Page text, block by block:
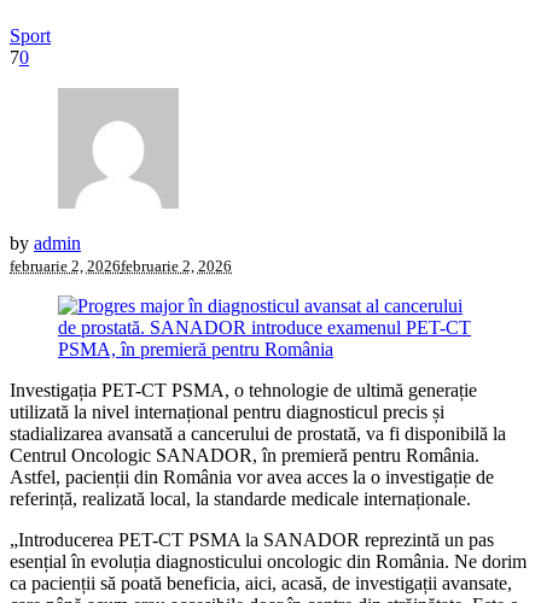
Sport
70
by admin
februarie 2, 2026februarie 2, 2026
Investigația PET-CT PSMA, o tehnologie de ultimă generație
utilizată la nivel internațional pentru diagnosticul precis și
stadializarea avansată a cancerului de prostată, va fi disponibilă la
Centrul Oncologic SANADOR, în premieră pentru România.
Astfel, pacienții din România vor avea acces la o investigație de
referință, realizată local, la standarde medicale internaționale.
„Introducerea PET-CT PSMA la SANADOR reprezintă un pas
esențial în evoluția diagnosticului oncologic din România. Ne dorim
ca pacienții să poată beneficia, aici, acasă, de investigații avansate,